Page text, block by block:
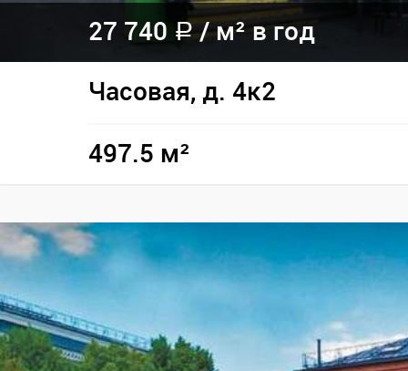
27 740 a /м² в год
Часовая, д. 4к2
497.5 м²